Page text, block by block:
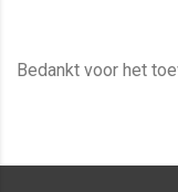
Bedankt voor het